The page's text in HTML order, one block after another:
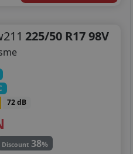
225/50 R17 98V
72 dB
Discount 38%